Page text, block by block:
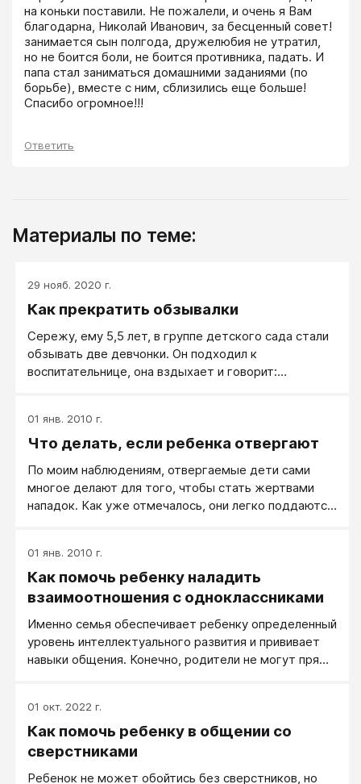
на коньки поставили. Не пожалели, и очень я Вам
благодарна, Николай Иванович, за бесценный совет!
занимается сын полгода, дружелюбия не утратил,
но не боится боли, не боится противника, падать. И
папа стал заниматься домашними заданиями (по
борьбе), вместе с ним, сблизились еще больше!
Спасибо огромное!!!
Ответить
Материалы по теме:
29 нояб. 2020 г.
Как прекратить обзывалки
Сережу, ему 5,5 лет, в группе детского сада стали
обзывать две девчонки. Он подходил к
воспитательнице, она вздыхает и говорит:
01 янв. 2010 г.
Что делать, если ребенка отвергают
По моим наблюдениям, отвергаемые дети сами
многое делают для того, чтобы стать жертвами
нападок. Как уже отмечалось, они легко поддаются
01 янв. 2010 г.
Как помочь ребенку наладить
взаимоотношения с одноклассниками
Именно семья обеспечивает ребенку определенный
уровень интеллектуального развития и прививает
навыки общения. Конечно, родители не могут прямо
замечают, что их ребенку некомфортно в классе,
что у него плохие отношения с одноклассниками.
01 окт. 2022 г.
Как помочь ребенку в общении со
сверстниками
Ребенок не может обойтись без сверстников, но